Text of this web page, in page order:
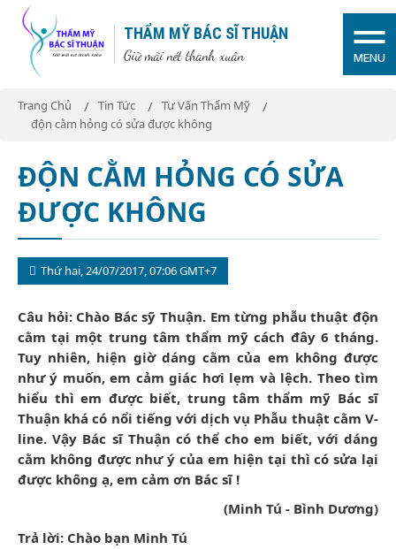
THẨM MỸ BÁC SĨ THUẬN
Giữ mãi nét thanh xuân MENU
Trang Chủ Tin Tức
Tư Vấn Thẩm Mỹ
độn cằm hỏng có sửa được không
ĐỘN CẰM HỎNG CÓ SỬA
ĐƯỢC KHÔNG
Thứ hai, 24/07/2017, 07:06 GMT+7
Câu hỏi: Chào Bác sỹ Thuận. Em từng phẫu thuật độn
cằm tại một trung tâm thẩm mỹ cách đây 6 tháng.
Tuy nhiên, hiện giờ dáng cằm của em không được
như ý muốn, em cảm giác hơi lẹm và lệch. Theo tìm
hiểu thì em được biết, trung tâm thẩm mỹ Bác sĩ
Thuận khá có nổi tiếng với dịch vụ Phẫu thuật cằm V-
line. Vậy Bác sĩ Thuận có thể cho em biết, với dáng
cằm không được như ý của em hiện tại thì có sửa lại
được không ạ, em cảm ơn Bác sĩ !
(Minh Tú - Bình Dương)
Trả lời: Chào bạn Minh Tú